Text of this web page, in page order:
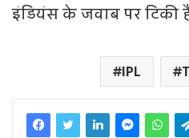
इंडियंस के जवाब पर टिकी
IPL